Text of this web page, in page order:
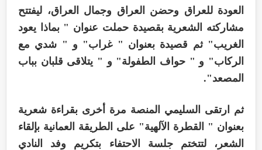
العودة للعراق وحضن العراق وجمال العراق، ليفتتح
مشاركته الشعرية بقصيدة حملت عنوان " بماذا يعود
الغريب" ثم قصيدة بعنوان " غراب" و " شدي مع
الركاب" و " حواف الطفولة" و " يتلاقى قلبان بباب
المصعد".
ثم ارتقى السليمي المنصة مرة أخرى بقراءة شعرية
بعنوان " القطرة الآلهية" على الطريقة العمانية بإلقاء
الشعر، لتتختم جلسة الاحتفاء بتكريم وفد النادي